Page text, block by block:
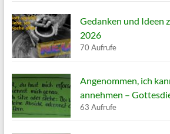
Gedanken und Ideen
2026
70 Aufrufe
Angenommen, ich
annehmen –
63 Aufrufe